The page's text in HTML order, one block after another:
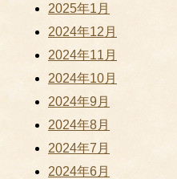
2025年1月
2024年12月
2024年11月
2024年10月
2024年9月
2024年8月
2024年7月
2024年6月